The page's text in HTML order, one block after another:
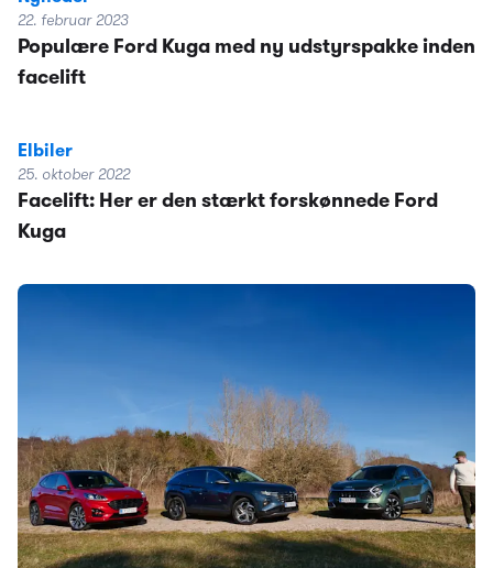
22. februar 2023
Populære Ford Kuga med ny udstyrspakke inden
facelift
Elbiler
25. oktober 2022
Facelift: Her er den stærkt forskønnede Ford
Kuga